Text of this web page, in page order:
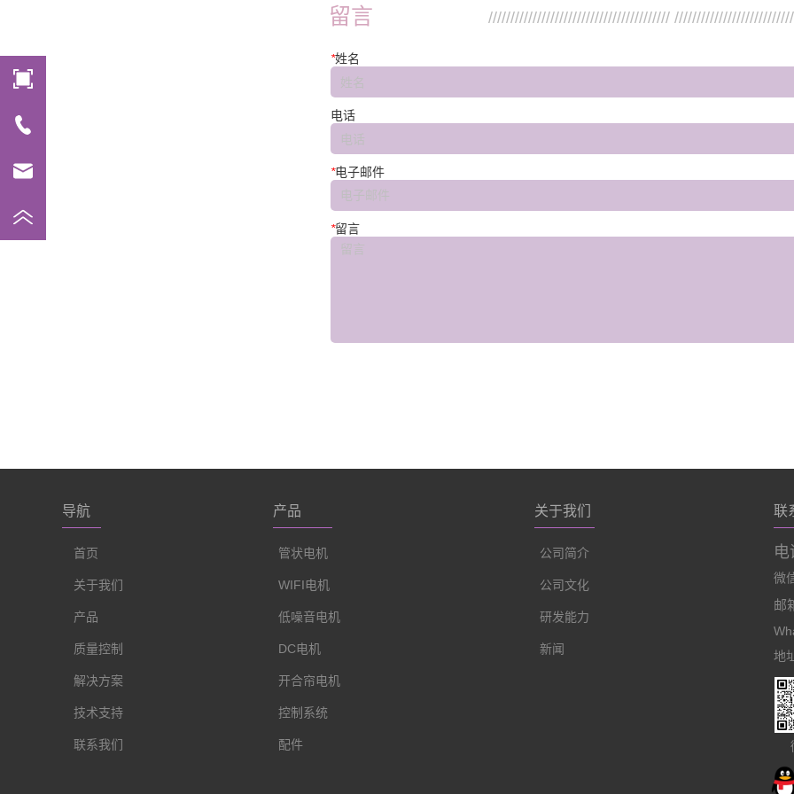
留言 /////////////////////////////////////////
*姓名
电话
*电子邮件
*留言
导航
首页
关于我们
产品
质量控制
解决方案
技术支持
联系我们
产品
管状电机
WIFI电机
低噪音电机
DC电机
开合帘电机
控制系统
配件
关于我们
公司简介
公司文化
研发能力
新闻
联
微
邮
地